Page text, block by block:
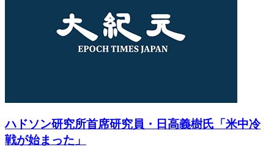
ハドソン研究所首席研究員・日高義樹氏「米中冷
戦が始まった」